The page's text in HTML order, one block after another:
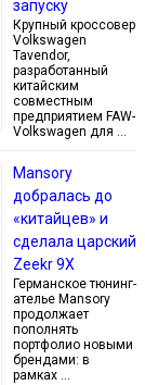
запуску
Крупный кроссовер
Volkswagen
Tavendor,
разработанный
китайским
совместным
предприятием FAW-
Volkswagen для …
Mansory
добралась до
«китайцев» и
сделала царский
Zeekr 9X
Германское тюнинг-
ателье Mansory
продолжает
пополнять
портфолио новыми
брендами: в
рамках …